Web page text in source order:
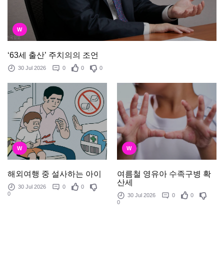
W
‘63세 출산’ 주치의의 조언
30 Jul 2026 0 0 0
W
해외여행 중 설사하는 아이
30 Jul 2026 0
0
0
W
여름철 영유아 수족구병 확
산세
30 Jul 2026 0
0
0